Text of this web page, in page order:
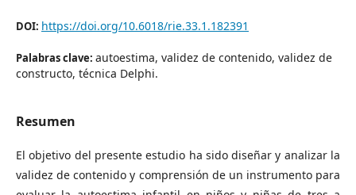
DOI: https://doi.org/10.6018/rie.33.1.182391
Palabras clave: autoestima, validez de contenido, validez de
constructo, técnica Delphi.
Resumen
El objetivo del presente estudio ha sido diseñar y analizar la
validez de contenido y comprensión de un instrumento para